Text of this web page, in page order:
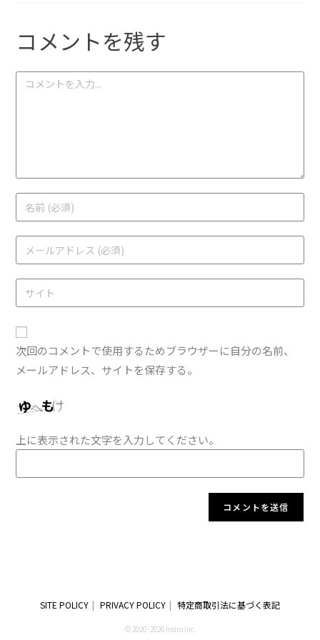
コメントを残す
次回のコメントで使用するためブラウザーに自分の名前、
メールアドレス、サイトを保存する。
上に表示された文字を入力してください。
SITE POLICY PRIVACY POLICY 特定商取引法に基づく表記
© 2020 -2026 iroiro inc.